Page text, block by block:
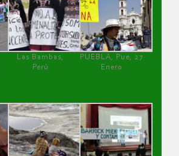
Las Bambas,
Perú
PUEBLA, Pue, 27
Enero